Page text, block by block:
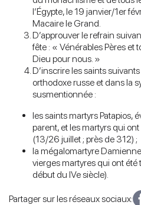
l’Égypte, le 19 janvier/1er
Macaire le Grand.
D’approuver le refrain
fête : « Vénérables Pères et
Dieu pour nous. »
D’inscrire les saints
orthodoxe russe et dans la
susmentionnée :
les saints martyrs Patapios,
parent, et les martyrs qui
(13/26 juillet ; près de 312) ;
la mégalomartyre
vierges martyres qui ont été
début du IVe siècle).
Partager sur les réseaux sociaux: